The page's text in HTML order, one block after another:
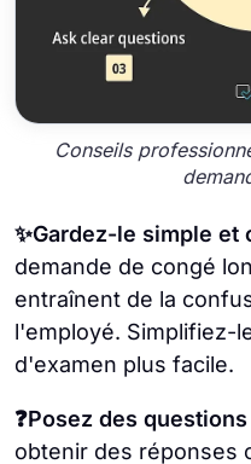
Conseils
✨Gardez-le simple et
demande de congé
entraînent de la
l'employé. Simplifiez-
d'examen plus facile.
❓Posez des
obtenir des réponses